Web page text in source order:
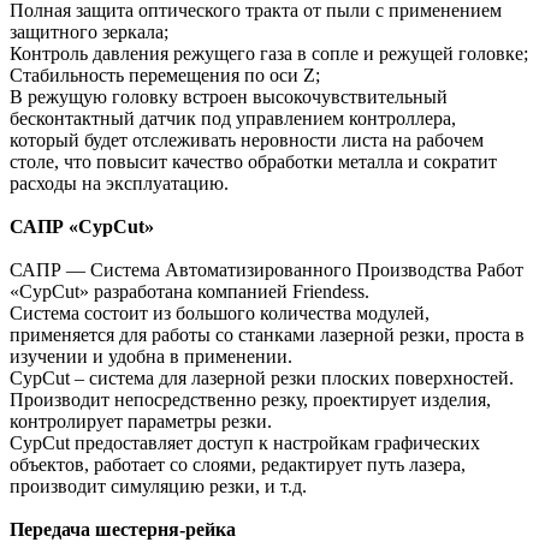
Полная защита оптического тракта от пыли с применением
защитного зеркала;
Контроль давления режущего газа в сопле и режущей головке;
Стабильность перемещения по оси Z;
В режущую головку встроен высокочувствительный
бесконтактный датчик под управлением контроллера,
который будет отслеживать неровности листа на рабочем
столе, что повысит качество обработки металла и сократит
расходы на эксплуатацию.
САПР «CypCut»
САПР — Система Автоматизированного Производства Работ
«CypCut» разработана компанией Friendess.
Система состоит из большого количества модулей,
применяется для работы со станками лазерной резки, проста в
изучении и удобна в применении.
CypCut – система для лазерной резки плоских поверхностей.
Производит непосредственно резку, проектирует изделия,
контролирует параметры резки.
CypCut предоставляет доступ к настройкам графических
объектов, работает со слоями, редактирует путь лазера,
производит симуляцию резки, и т.д.
Передача шестерня-рейка